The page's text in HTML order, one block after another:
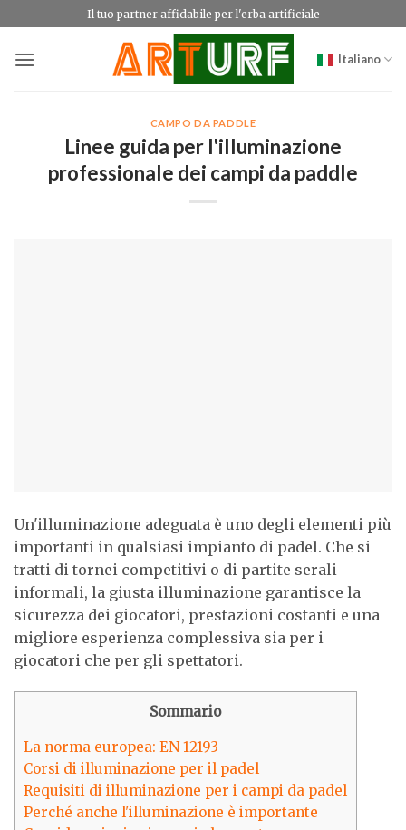
ai
contenuti
Il tuo partner affidabile per l'erba artificiale
Italiano
CAMPO DA PADDLE
Linee guida per l'illuminazione
professionale dei campi da paddle
Un'illuminazione adeguata è uno degli elementi più
importanti in qualsiasi impianto di padel. Che si
tratti di tornei competitivi o di partite serali
informali, la giusta illuminazione garantisce la
sicurezza dei giocatori, prestazioni costanti e una
migliore esperienza complessiva sia per i
giocatori che per gli spettatori.
Sommario
La norma europea: EN 12193
Corsi di illuminazione per il padel
Requisiti di illuminazione per i campi da padel
Perché anche l'illuminazione è importante